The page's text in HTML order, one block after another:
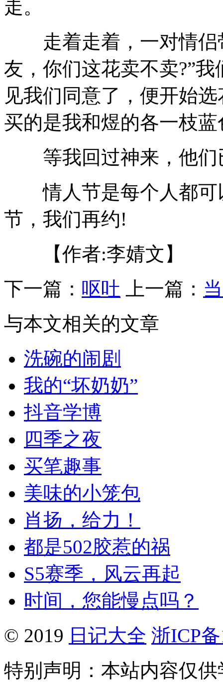
走。
走着走着，一对情侣
友，你们这花卖不卖?”
见我们同意了，便开始
买的是我和煜的各一枝
等我回过神来，他们
情人节是每个人都可
节，我们再约!
【作者:李婧文】
下一篇： 呕吐 上一篇：
与本文相关的文章
洗碗的闹剧
我的“坏奶奶”
抖音学博
四季之夜
买笔趣事
美味的小笼包
肖扬，给力！
都是502胶惹的祸
S5赛季，风云再起
时间，您能慢点吗？
© 2019 日记大全 浙ICP
特别声明：本站内容仅